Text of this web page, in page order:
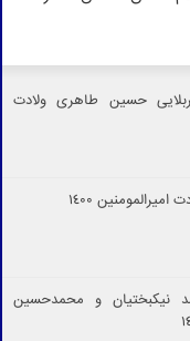
حسین طاهری ولادت
1400
نیکبختیان و محمدحسین